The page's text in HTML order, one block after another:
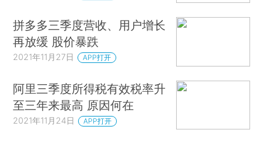
拼多多三季度营收、用户增长
再放缓 股价暴跌
2021年11月27日 APP打开
阿里三季度所得税有效税率升
至三年来最高 原因何在
2021年11月24日 APP打开